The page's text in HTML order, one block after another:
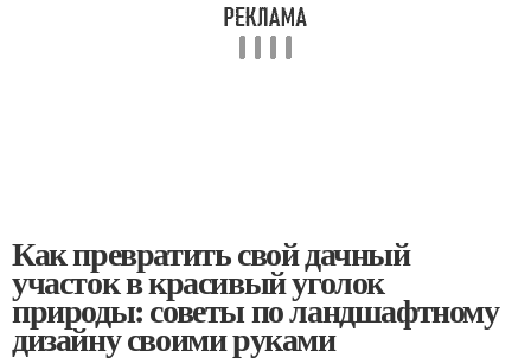
Как превратить свой дачный
участок в красивый уголок
природы: советы по ландшафтному
дизайну своими руками